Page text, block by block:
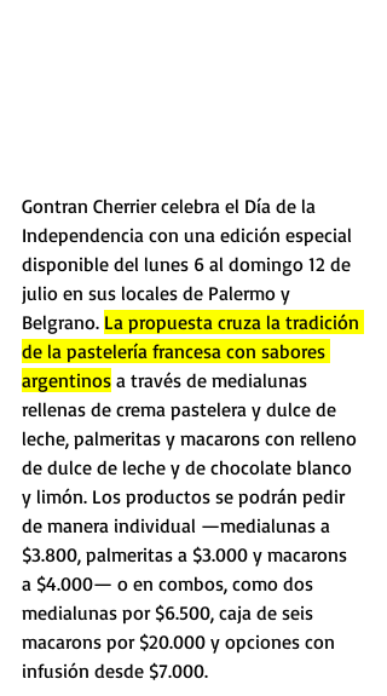
Gontran Cherrier celebra el Día de la
Independencia con una edición especial
disponible del lunes 6 al domingo 12 de
julio en sus locales de Palermo y
Belgrano. La propuesta cruza la tradición
de la pastelería francesa con sabores
argentinos a través de medialunas
rellenas de crema pastelera y dulce de
leche, palmeritas y macarons con relleno
de dulce de leche y de chocolate blanco
y limón. Los productos se podrán pedir
de manera individual —medialunas a
$3.800, palmeritas a $3.000 y macarons
a $4.000— o en combos, como dos
medialunas por $6.500, caja de seis
macarons por $20.000 y opciones con
infusión desde $7.000.